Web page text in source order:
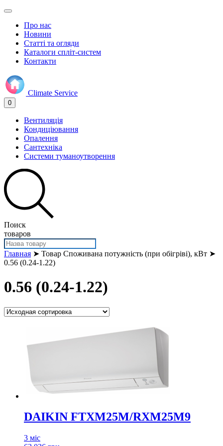
Про нас
Новини
Статті та огляди
Каталоги спліт-систем
Контакти
Climate Service
0
Вентиляція
Кондиціювання
Опалення
Сантехніка
Системи туманоутворення
Поиск
товаров
Главная ➤ Товар Споживана потужність (при обігріві), кВт ➤
0.56 (0.24-1.22)
0.56 (0.24-1.22)
DAIKIN FTXM25M/RXM25M9
3 міс